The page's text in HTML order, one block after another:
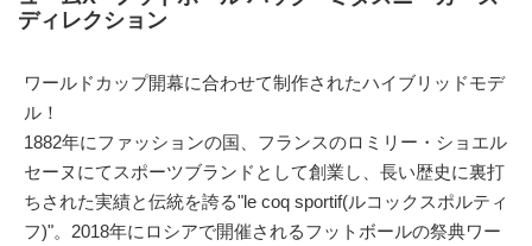
ディレクション
ワールドカップ開幕に合わせて制作されたハイブリッドモデ
ル！
1882年にファッションの国、フランスのロミリー・ショエル
セーヌにてスポーツブランドとして創業し、長い歴史に裏打
ちされた実績と伝統を誇る"le coq sportif(ルコックスポルティ
フ)"。2018年にロシアで開催されるフットボールの祭典ワー